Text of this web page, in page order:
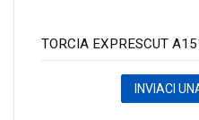
TORCIA EXPRESCUT
INVIACI